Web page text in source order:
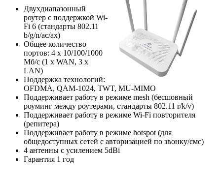
Двухдиапазонный
роутер с поддержкой Wi-
Fi 6 (стандарты 802.11
b/g/n/ac/ax)
Общее количество
портов: 4 х 10/100/1000
Мб/с (1 x WAN, 3 x
LAN)
Поддержка технологий:
OFDMA, QAM-1024, TWT, MU-MIMO
Поддерживает работу в режиме mesh (бесшовный
роуминг между роутерами, стандарты 802.11 r/k/v)
Поддерживает работу в режиме Wi-Fi повторителя
(репитера)
Поддерживает работу в режиме hotspot (для
общедоступных сетей с авторизацией по звонку/смс)
4 антенны с усилением 5dBi
Гарантия 1 год